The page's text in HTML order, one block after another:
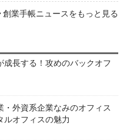
創業手帳ニュースをもっと見る
成長する！攻めのバックオフ
・外資系企業なみのオフィス
ルオフィスの魅力